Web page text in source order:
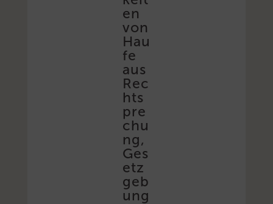
en
von
Hau
fe
aus
Rec
hts
pre
chu
ng,
Ges
etz
geb
ung